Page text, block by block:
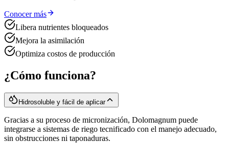
Conocer más
Libera nutrientes bloqueados
Mejora la asimilación
Optimiza costos de producción
¿Cómo funciona?
Hidrosoluble y fácil de aplicar
Gracias a su proceso de micronización, Dolomagnum puede
integrarse a sistemas de riego tecnificado con el manejo adecuado,
sin obstrucciones ni taponaduras.